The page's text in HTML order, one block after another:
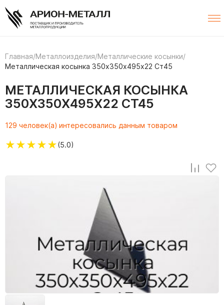
Главная/Металлоизделия/Металлические косынки/
Металлическая косынка 350х350х495х22 Ст45
МЕТАЛЛИЧЕСКАЯ КОСЫНКА
350Х350Х495Х22 СТ45
129 человек(а) интересовались данным товаром
★★★★★(5.0)